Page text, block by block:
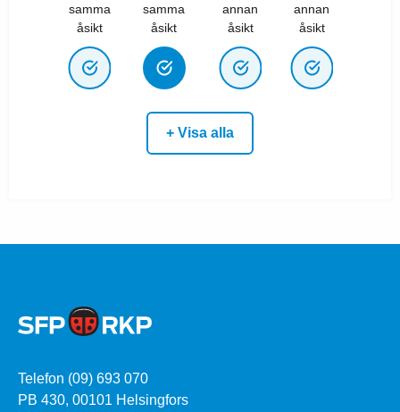
samma
åsikt
samma
åsikt
annan
åsikt
annan
åsikt
+ Visa alla
Telefon (09) 693 070
PB 430, 00101 Helsingfors